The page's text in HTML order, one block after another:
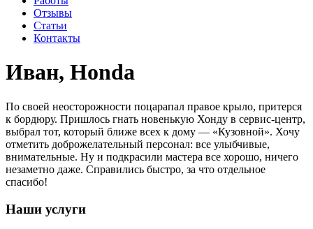
Отзывы
Статьи
Контакты
Иван, Honda
По своей неосторожности поцарапал правое крыло, притерся
к бордюру. Пришлось гнать новенькую Хонду в сервис-центр,
выбрал тот, который ближе всех к дому — «Кузовной». Хочу
отметить доброжелательный персонал: все улыбчивые,
внимательные. Ну и подкрасили мастера все хорошо, ничего
незаметно даже. Справились быстро, за что отдельное
спасибо!
Наши услуги